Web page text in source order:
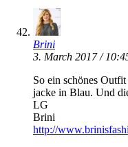
Brini
3. March 2017 /
So ein schönes
jacke in Blau. Und
LG
Brini
http://